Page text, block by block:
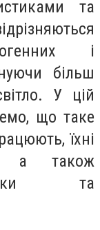
та
і
більш
У цій
що таке
їхні
а також
та